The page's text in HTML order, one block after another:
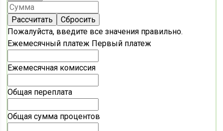
Пожалуйста, введите все значения правильно.
Ежемесячный платеж Первый платеж
Ежемесячная комиссия
Общая переплата
Общая сумма процентов